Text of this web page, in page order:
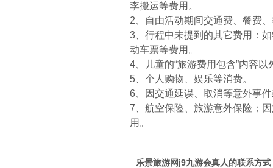
李搬运等费用。
2、自由活动期间交通费、餐费
3、行程中未提到的其它费用：
动车票等费用。
4、儿童的“旅游费用包含”内容
5、个人购物、娱乐等消费。
6、因交通延误、取消等意外事
7、航空保险、旅游意外保险；
用。
乐景旅游网j9九游会真人的联系方式